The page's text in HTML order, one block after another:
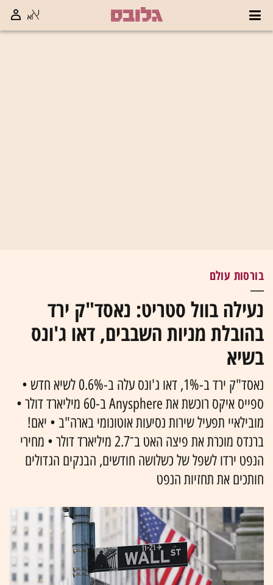
בורסות עולם
נעילה בוול סטריט: נאסד"ק ירד
בהובלת מניות השבבים, דאו ג'ונס
בשיא
נאסד"ק ירד ב-1%, דאו ג'ונס עלה ב-0.6% לשיא חדש •
ספייס איקס רוכשת את Anysphere ב-60 מיליארד דולר •
מובילאיי תפעיל שירות נסיעות אוטונומי בארה"ב • יאם!
ברנדס מוכרת את פיצה האט ב־2.7 מיליארד דולר • מחירי
הנפט ירדו לשפל של כשלושה חודשים, הבנקים הגדולים
חותכים את תחזיות הנפט